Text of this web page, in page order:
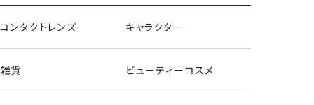
コンタクトレンズ キャラクター
雑貨 ビューティーコスメ